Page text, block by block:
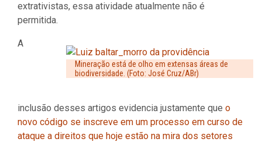
extrativistas, essa atividade atualmente não é
permitida.
Mineração está de olho em extensas áreas de
biodiversidade. (Foto: José Cruz/ABr)
A
inclusão desses artigos evidencia justamente que o
novo código se inscreve em um processo em curso de
ataque a direitos que hoje estão na mira dos setores